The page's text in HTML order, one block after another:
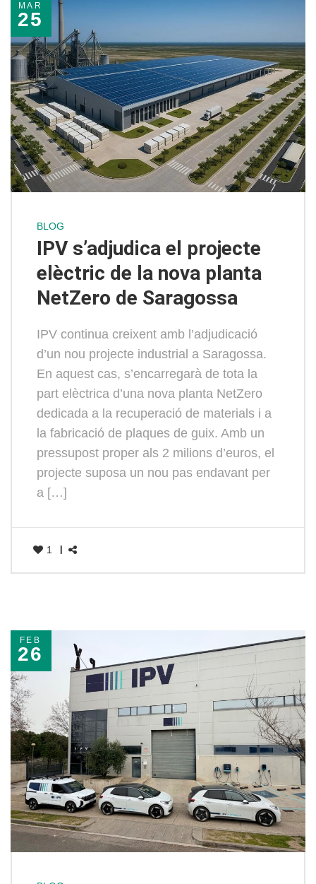
MAR
25
BLOG
IPV s’adjudica el projecte
elèctric de la nova planta
NetZero de Saragossa
IPV continua creixent amb l’adjudicació
d’un nou projecte industrial a Saragossa.
En aquest cas, s’encarregarà de tota la
part elèctrica d’una nova planta NetZero
dedicada a la recuperació de materials i a
la fabricació de plaques de guix. Amb un
pressupost proper als 2 milions d’euros, el
projecte suposa un nou pas endavant per
a […]
1
FEB
26